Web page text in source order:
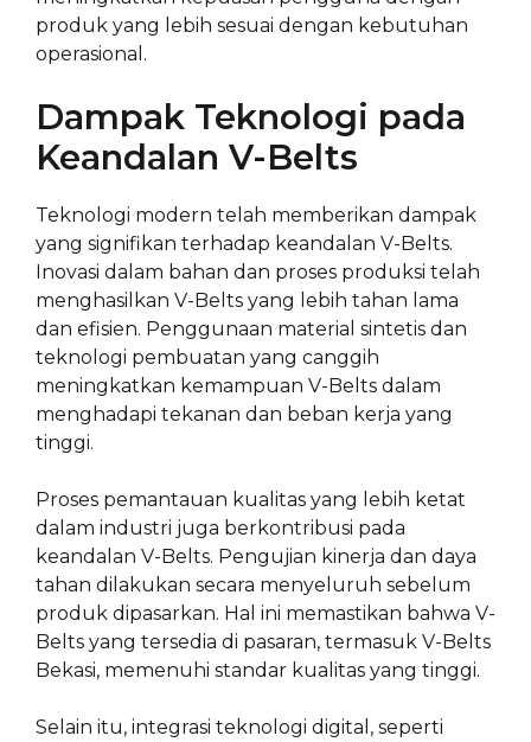
produk yang lebih sesuai dengan kebutuhan
operasional.
Dampak Teknologi pada
Keandalan V-Belts
Teknologi modern telah memberikan dampak
yang signifikan terhadap keandalan V-Belts.
Inovasi dalam bahan dan proses produksi telah
menghasilkan V-Belts yang lebih tahan lama
dan efisien. Penggunaan material sintetis dan
teknologi pembuatan yang canggih
meningkatkan kemampuan V-Belts dalam
menghadapi tekanan dan beban kerja yang
tinggi.
Proses pemantauan kualitas yang lebih ketat
dalam industri juga berkontribusi pada
keandalan V-Belts. Pengujian kinerja dan daya
tahan dilakukan secara menyeluruh sebelum
produk dipasarkan. Hal ini memastikan bahwa V-
Belts yang tersedia di pasaran, termasuk V-Belts
Bekasi, memenuhi standar kualitas yang tinggi.
Selain itu, integrasi teknologi digital, seperti